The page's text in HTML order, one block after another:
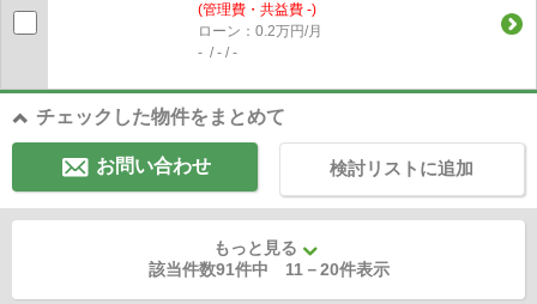
(管理費・共益費 -)
ローン：0.2万円/月
- / - / -
チェックした物件をまとめて
お問い合わせ 検討リストに追加
もっと見る
該当件数91件中 11 －20件表示